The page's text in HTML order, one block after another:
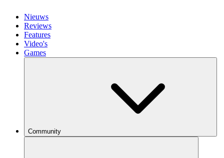
Nieuws
Reviews
Features
Video's
Games
Community